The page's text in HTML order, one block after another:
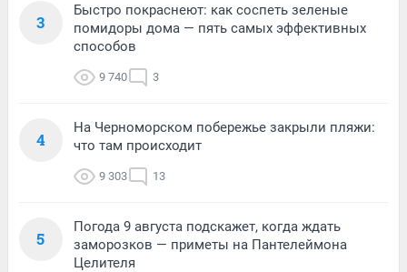
3
Быстро покраснеют: как соспеть зеленые
помидоры дома — пять самых эффективных
способов
9 740 3
4
На Черноморском побережье закрыли пляжи:
что там происходит
9 303 13
5
Погода 9 августа подскажет, когда ждать
заморозков — приметы на Пантелеймона
Целителя